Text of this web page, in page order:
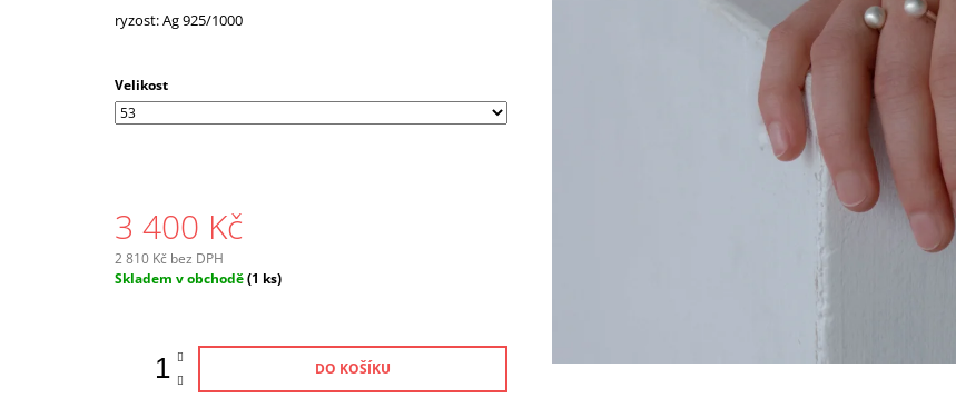
ryzost: Ag 925/1000
Velikost
3 400 Kč
2 810 Kč bez DPH
Měrná
Skladem v obchodě(1 ks)
DO KOŠÍKU